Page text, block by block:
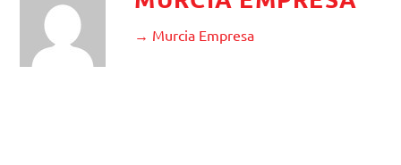
→ Murcia Empresa